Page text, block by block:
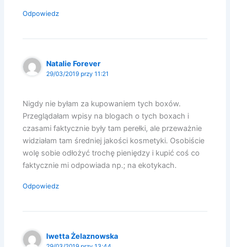
Odpowiedz
Natalie Forever
29/03/2019 przy 11:21
Nigdy nie byłam za kupowaniem tych boxów.
Przeglądałam wpisy na blogach o tych boxach i
czasami faktycznie były tam perełki, ale przeważnie
widziałam tam średniej jakości kosmetyki. Osobiście
wolę sobie odłożyć trochę pieniędzy i kupić coś co
faktycznie mi odpowiada np.; na ekotykach.
Odpowiedz
Iwetta Żelaznowska